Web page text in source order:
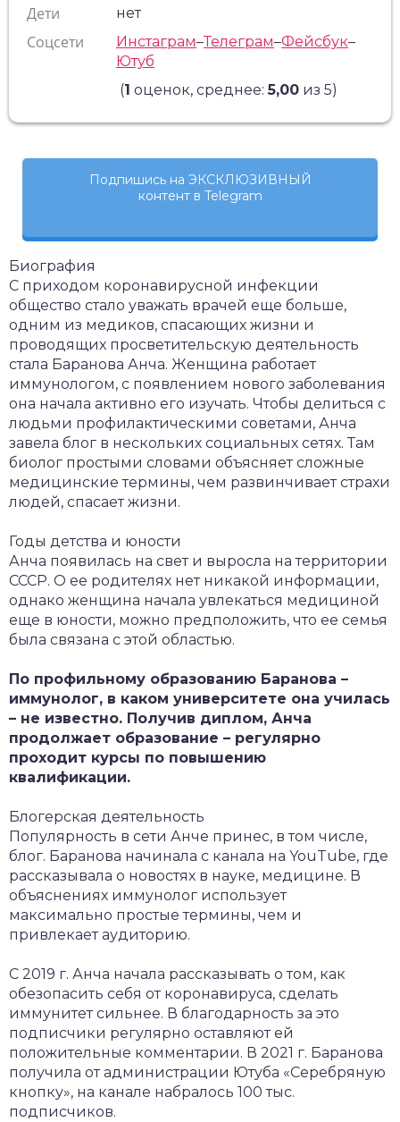
Дети нет
Соцсети Инстаграм–Телеграм–Фейсбук–
Ютуб
(1 оценок, среднее:5,00 из 5)
Подпишись на ЭКСКЛЮЗИВНЫЙ
контент в Telegram
Биография
С приходом коронавирусной инфекции
общество стало уважать врачей еще больше,
одним из медиков, спасающих жизни и
проводящих просветительскую деятельность
стала Баранова Анча. Женщина работает
иммунологом, с появлением нового заболевания
она начала активно его изучать. Чтобы делиться с
людьми профилактическими советами, Анча
завела блог в нескольких социальных сетях. Там
биолог простыми словами объясняет сложные
медицинские термины, чем развинчивает страхи
людей, спасает жизни.
Годы детства и юности
Анча появилась на свет и выросла на территории
СССР. О ее родителях нет никакой информации,
однако женщина начала увлекаться медициной
еще в юности, можно предположить, что ее семья
была связана с этой областью.
По профильному образованию Баранова –
иммунолог, в каком университете она училась
– не известно. Получив диплом, Анча
продолжает образование – регулярно
проходит курсы по повышению
квалификации.
Блогерская деятельность
Популярность в сети Анче принес, в том числе,
блог. Баранова начинала с канала на YouTube, где
рассказывала о новостях в науке, медицине. В
объяснениях иммунолог использует
максимально простые термины, чем и
привлекает аудиторию.
С 2019 г. Анча начала рассказывать о том, как
обезопасить себя от коронавируса, сделать
иммунитет сильнее. В благодарность за это
подписчики регулярно оставляют ей
положительные комментарии. В 2021 г. Баранова
получила от администрации Ютуба «Серебряную
кнопку», на канале набралось 100 тыс.
подписчиков.